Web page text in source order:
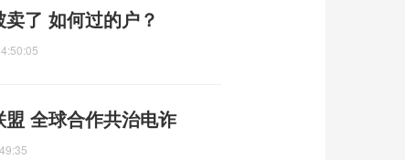
了 如何过的户？
全球合作共治电诈